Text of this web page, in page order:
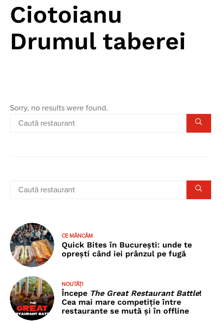
Ciotoianu
Drumul taberei
Sorry, no results were found.
CE MÂNCĂM
Quick Bites în București: unde te
oprești când iei prânzul pe fugă
NOUTĂȚI
Începe The Great Restaurant Battle!
Cea mai mare competiție între
restaurante se mută și în offline